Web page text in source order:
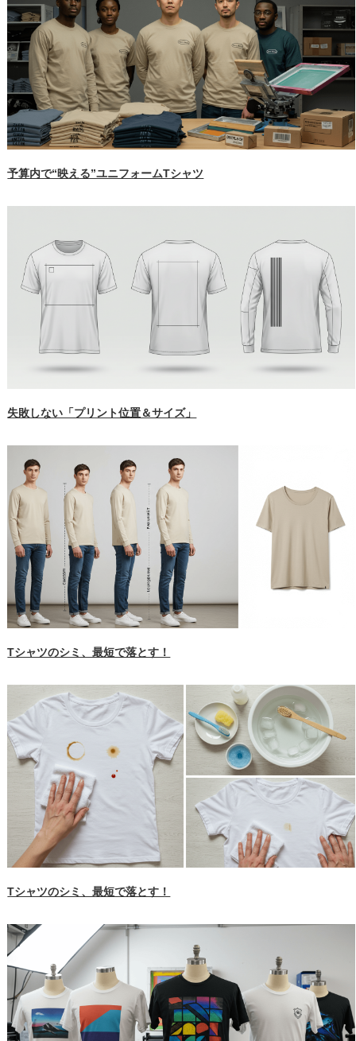
予算内で“映える”ユニフォームTシャツ
失敗しない「プリント位置＆サイズ」
Tシャツのシミ、最短で落とす！
Tシャツのシミ、最短で落とす！